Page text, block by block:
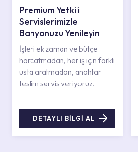
Premium Yetkili
Servislerimizle
Banyonuzu Yenileyin
İşleri ek zaman ve bütçe
harcatmadan, her iş için farklı
usta aratmadan, anahtar
teslim servis veriyoruz.
DETAYLI BİLGİ AL